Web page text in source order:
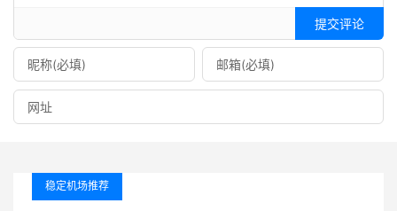
提交评论
稳定机场推荐